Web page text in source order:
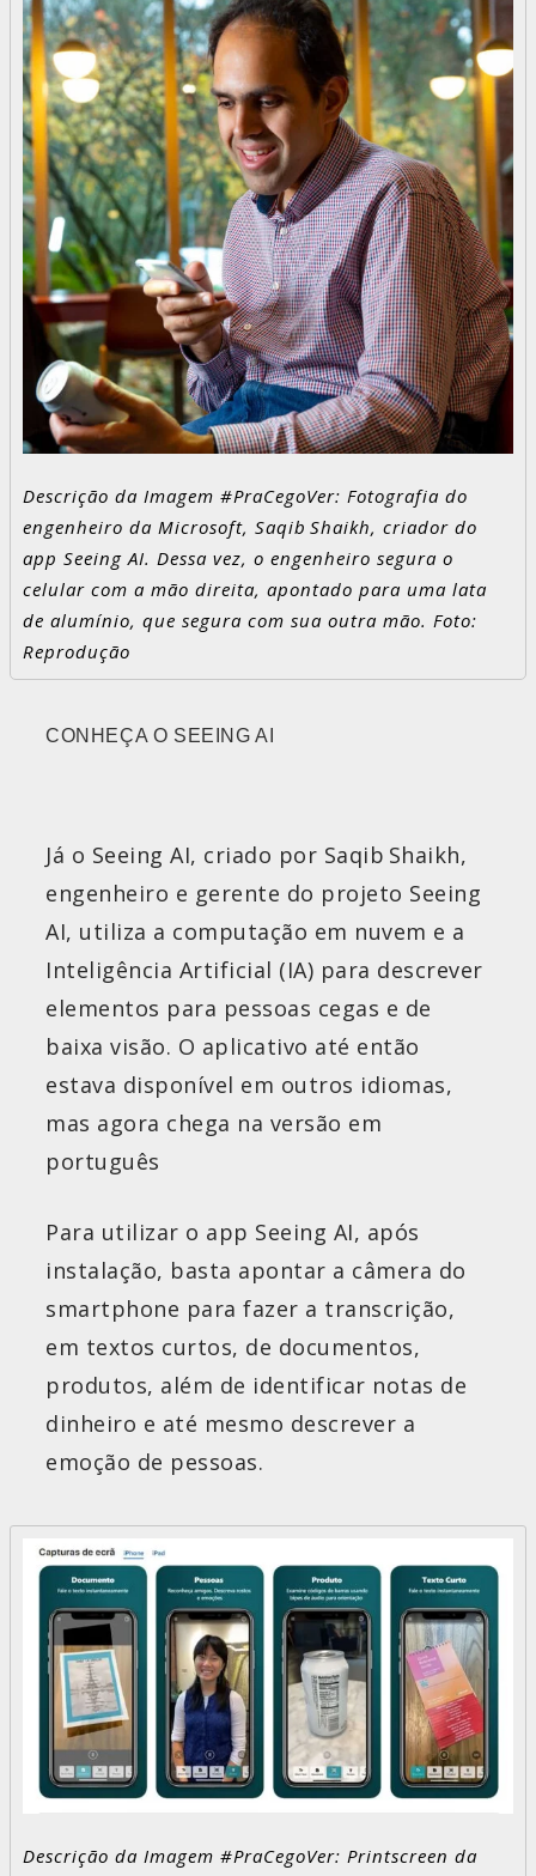
Descrição da Imagem #PraCegoVer: Fotografia do
engenheiro da Microsoft, Saqib Shaikh, criador do
app Seeing AI. Dessa vez, o engenheiro segura o
celular com a mão direita, apontado para uma lata
de alumínio, que segura com sua outra mão. Foto:
Reprodução
CONHEÇA O SEEING AI
Já o Seeing AI, criado por Saqib Shaikh,
engenheiro e gerente do projeto Seeing
AI, utiliza a computação em nuvem e a
Inteligência Artificial (IA) para descrever
elementos para pessoas cegas e de
baixa visão. O aplicativo até então
estava disponível em outros idiomas,
mas agora chega na versão em
português
Para utilizar o app Seeing AI, após
instalação, basta apontar a câmera do
smartphone para fazer a transcrição,
em textos curtos, de documentos,
produtos, além de identificar notas de
dinheiro e até mesmo descrever a
emoção de pessoas.
Descrição da Imagem #PraCegoVer: Printscreen da